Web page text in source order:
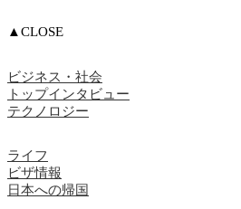
▲CLOSE
ビジネス・社会
トップインタビュー
テクノロジー
ライフ
ビザ情報
日本への帰国